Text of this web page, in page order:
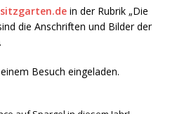
in der Rubrik „Die
die Anschriften und Bilder der
Besuch eingeladen.